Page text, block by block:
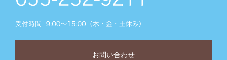
お問い合わせ